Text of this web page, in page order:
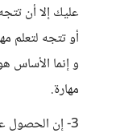
عليك إلا أن
أو تتجه لتعلم
و إنما الأساس
مهارة.
3- إن الحصول